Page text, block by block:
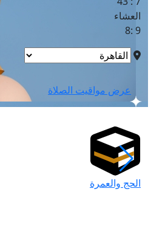
العشاء
9 :8
عرض مواقيت الصلاة
الحج والعمرة